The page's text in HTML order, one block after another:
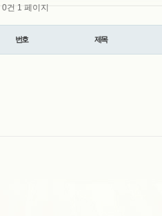
0건 1 페이지
번호 제목